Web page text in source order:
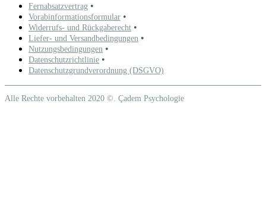
Fernabsatzvertrag •
Vorabinformationsformular •
Widerrufs- und Rückgaberecht •
Liefer- und Versandbedingungen •
Nutzungsbedingungen •
Datenschutzrichtlinie •
Datenschutzgrundverordnung (DSGVO)
Alle Rechte vorbehalten 2020 ©. Çadem Psychologie